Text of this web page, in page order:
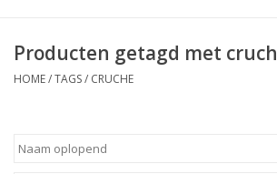
Catalogi
Producten getagd met
HOME/TAGS/ CRUCHE